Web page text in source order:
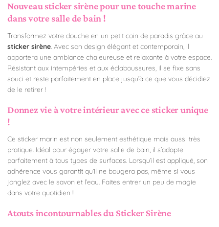
Nouveau sticker sirène pour une touche marine
dans votre salle de bain !
Transformez votre douche en un petit coin de paradis grâce au
sticker sirène . Avec son design élégant et contemporain, il
apportera une ambiance chaleureuse et relaxante à votre espace.
Résistant aux intempéries et aux éclaboussures, il se fixe sans
souci et reste parfaitement en place jusqu’à ce que vous décidiez
de le retirer !
Donnez vie à votre intérieur avec ce sticker unique
!
Ce sticker marin est non seulement esthétique mais aussi très
pratique. Idéal pour égayer votre salle de bain, il s’adapte
parfaitement à tous types de surfaces. Lorsqu’il est appliqué, son
adhérence vous garantit qu’il ne bougera pas, même si vous
jonglez avec le savon et l’eau. Faites entrer un peu de magie
dans votre quotidien !
Atouts incontournables du Sticker Sirène